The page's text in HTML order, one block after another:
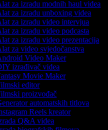
za izradu modnih haul videa
za izradu unboxing videa
za izradu video intervjua
za izradu video podcasta
za izradu video prezentacija
za video svjedočanstva
Video Maker
izrađivač videa
Movie Maker
editor
proizvođač
automatskih titlova
Reels kreator
Q&A videa